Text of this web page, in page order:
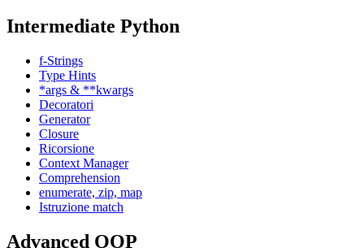
Intermediate Python
f-Strings
Type Hints
*args & **kwargs
Decoratori
Generator
Closure
Ricorsione
Context Manager
Comprehension
enumerate, zip, map
Istruzione match
Advanced OOP